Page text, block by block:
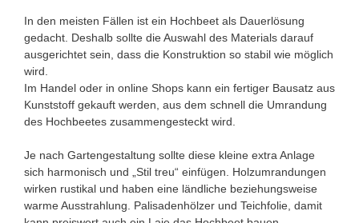
In den meisten Fällen ist ein Hochbeet als Dauerlösung
gedacht. Deshalb sollte die Auswahl des Materials darauf
ausgerichtet sein, dass die Konstruktion so stabil wie möglich
wird.
Im Handel oder in online Shops kann ein fertiger Bausatz aus
Kunststoff gekauft werden, aus dem schnell die Umrandung
des Hochbeetes zusammengesteckt wird.
Je nach Gartengestaltung sollte diese kleine extra Anlage
sich harmonisch und „Stil treu“ einfügen. Holzumrandungen
wirken rustikal und haben eine ländliche beziehungsweise
warme Ausstrahlung. Palisadenhölzer und Teichfolie, damit